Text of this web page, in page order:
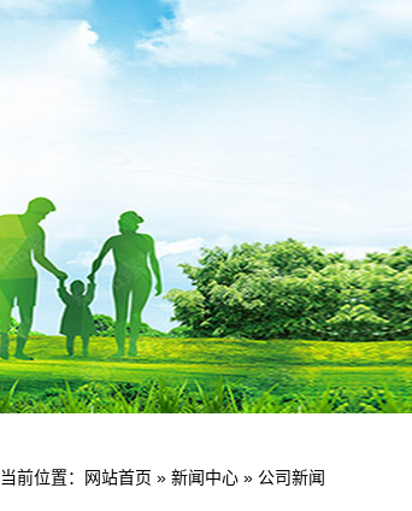
当前位置： 网站首页 » 新闻中心 » 公司新闻